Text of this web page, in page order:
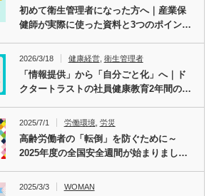
初めて衛生管理者になった方へ｜産業保
健師が実際に使った資料と3つのポイン…
2026/3/18 健康経営, 衛生管理者
「情報提供」から「自分ごと化」へ｜ド
クタートラストの社員健康教育2年間の…
2025/7/1 労働環境 労災
高齢労働者の「転倒」を防ぐために～
2025年度の全国安全週間が始まりまし…
2025/3/3 WOMAN